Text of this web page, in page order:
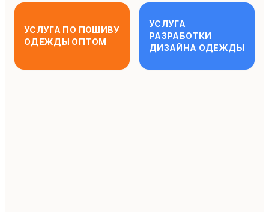
УСЛУГА ПО ПОШИВУ
ОДЕЖДЫ ОПТОМ
УСЛУГА
РАЗРАБОТКИ
ДИЗАЙНА ОДЕЖДЫ